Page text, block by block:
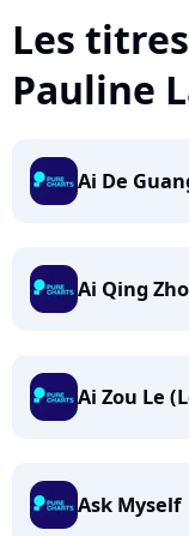
Les
Pauline
Ai De
Ai Qing
Ai Zou Le
Ask Myself